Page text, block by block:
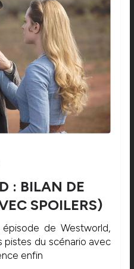
: BILAN DE
SPOILERS)
de Westworld,
pistes du scénario avec
enfin